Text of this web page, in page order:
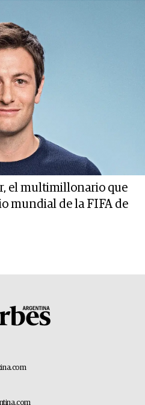
el multimillonario que
mundial de la FIFA de